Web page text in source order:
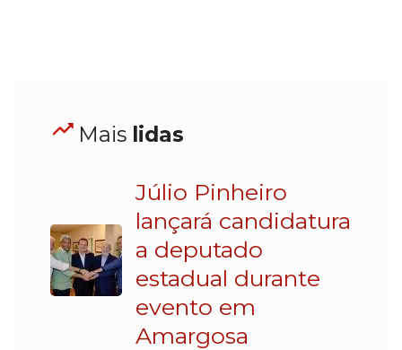
Mais lidas
Júlio Pinheiro
lançará candidatura
a deputado
estadual durante
evento em
Amargosa